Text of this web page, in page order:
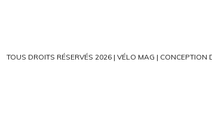
TOUS DROITS RÉSERVÉS 2026 | VÉLO MAG | CONCEPTION